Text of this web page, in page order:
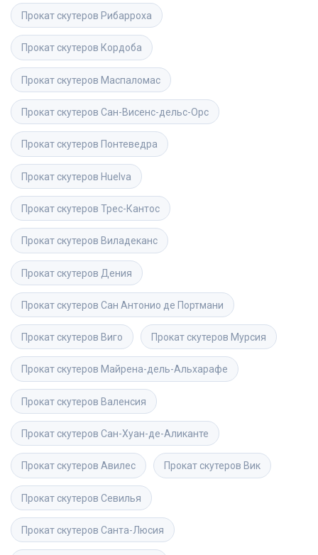
Прокат скутеров Рибарроха
Прокат скутеров Кордоба
Прокат скутеров Маспаломас
Прокат скутеров Сан-Висенс-дельс-Орс
Прокат скутеров Понтеведра
Прокат скутеров Huelva
Прокат скутеров Трес-Кантос
Прокат скутеров Виладеканс
Прокат скутеров Дения
Прокат скутеров Сан Антонио де Портмани
Прокат скутеров Виго Прокат скутеров Мурсия
Прокат скутеров Майрена-дель-Альхарафе
Прокат скутеров Валенсия
Прокат скутеров Сан-Хуан-де-Аликанте
Прокат скутеров Авилес Прокат скутеров Вик
Прокат скутеров Севилья
Прокат скутеров Санта-Люсия